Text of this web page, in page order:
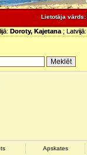
Lietotāja vārds:
Doroty, Kajetana ; Latvijā:
Apskates